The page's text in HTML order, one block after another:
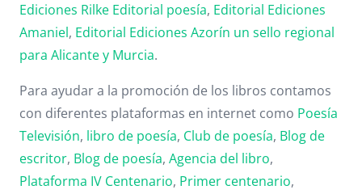
Ediciones Rilke Editorial poesía, Editorial Ediciones
Amaniel, Editorial Ediciones Azorín un sello regional
para Alicante y Murcia.
Para ayudar a la promoción de los libros contamos
con diferentes plataformas en internet como Poesía
Televisión, libro de poesía, Club de poesía, Blog de
escritor, Blog de poesía, Agencia del libro,
Plataforma IV Centenario, Primer centenario,